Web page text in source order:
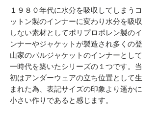
１９８０年代に水分を吸収してしまうコ
ットン製のインナーに変わり水分を吸収
しない素材としてポリプロポレン製のイ
ンナーやジャケットが製造され多くの登
山家のパルジャケットのインナーとして
一時代を築いたシリーズの１つです。当
初はアンダーウェアの立ち位置として生
まれた為、表記サイズの印象より遥かに
小さい作りであると感じます。